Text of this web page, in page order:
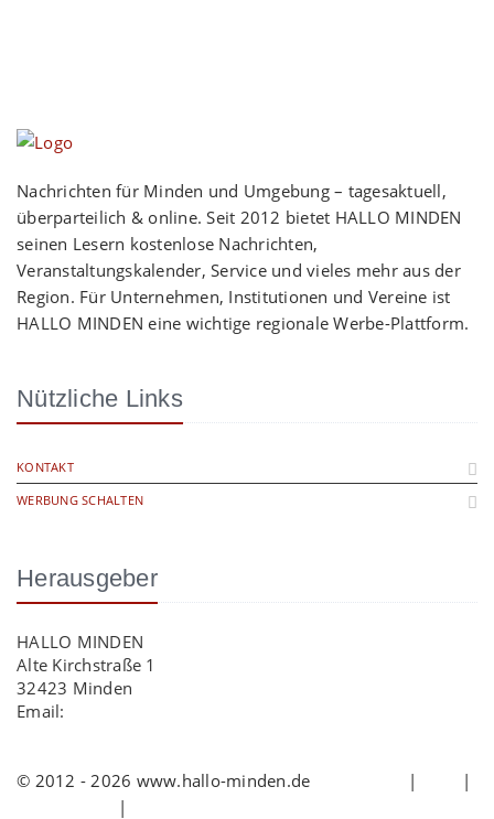
Nachrichten für Minden und Umgebung – tagesaktuell,
überparteilich & online. Seit 2012 bietet HALLO MINDEN
seinen Lesern kostenlose Nachrichten,
Veranstaltungskalender, Service und vieles mehr aus der
Region. Für Unternehmen, Institutionen und Vereine ist
HALLO MINDEN eine wichtige regionale Werbe-Plattform.
Nützliche Links
KONTAKT
WERBUNG SCHALTEN
Herausgeber
HALLO MINDEN
Alte Kirchstraße 1
32423 Minden
Email:
© 2012 - 2026 www.hallo-minden.de |
|
|